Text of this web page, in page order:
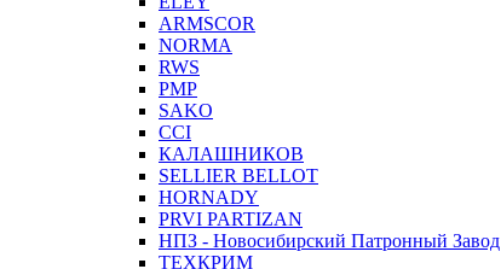
ARMSCOR
NORMA
RWS
PMP
SAKO
CCI
КАЛАШНИКОВ
SELLIER BELLOT
HORNADY
PRVI PARTIZAN
НПЗ - Новосибирский Патронный Завод
ТЕХКРИМ